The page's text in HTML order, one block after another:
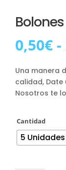
0,50€ -
Una manera
calidad,
Nosotros te
Cantidad
5 Unidades